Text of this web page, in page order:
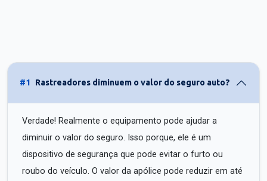
#1 Rastreadores diminuem o valor do seguro auto?
Verdade! Realmente o equipamento pode ajudar a
diminuir o valor do seguro. Isso porque, ele é um
dispositivo de segurança que pode evitar o furto ou
roubo do veículo. O valor da apólice pode reduzir em até